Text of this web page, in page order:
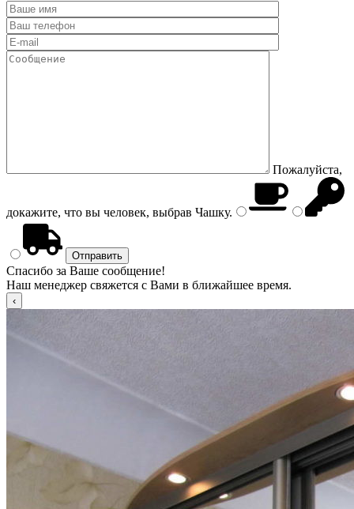
Пожалуйста,
докажите, что вы человек, выбрав Чашку.
Спасибо за Ваше сообщение!
Наш менеджер свяжется с Вами в ближайшее время.